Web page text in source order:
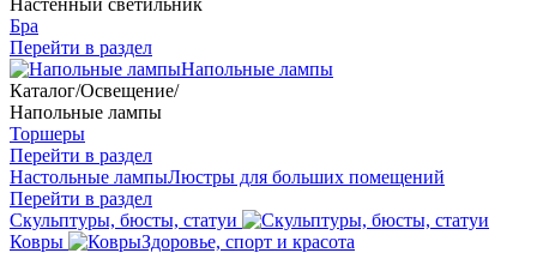
Настенный светильник
Бра
Перейти в раздел
Напольные лампы
Каталог/Освещение/
Напольные лампы
Торшеры
Перейти в раздел
Настольные лампыЛюстры для больших помещений
Перейти в раздел
Скульптуры, бюсты, статуи
Ковры
Здоровье, спорт и красота